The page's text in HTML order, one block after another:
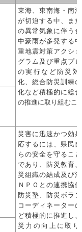
東海、東南海・南
が切迫する中、ま
の異常気象に伴う
中豪雨が多発する
重地震対策アクシ
グラム及び重点プ
の実行など防災対
化、総合防災訓練
化など積極的に総
の推進に取り組むこ
災害に迅速かつ効
応するには、県民
らの安全を守るこ
であり、防災教育
災組織の結成及び
ＮＰＯとの連携協
防災塾、防災ボラ
コーディネーター
ど積極的に推進し
災力の向上に取り